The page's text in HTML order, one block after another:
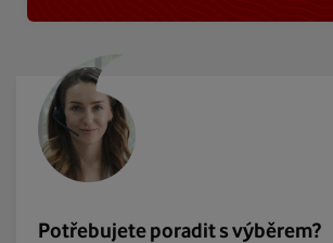
Potřebujete poradit s výběrem?